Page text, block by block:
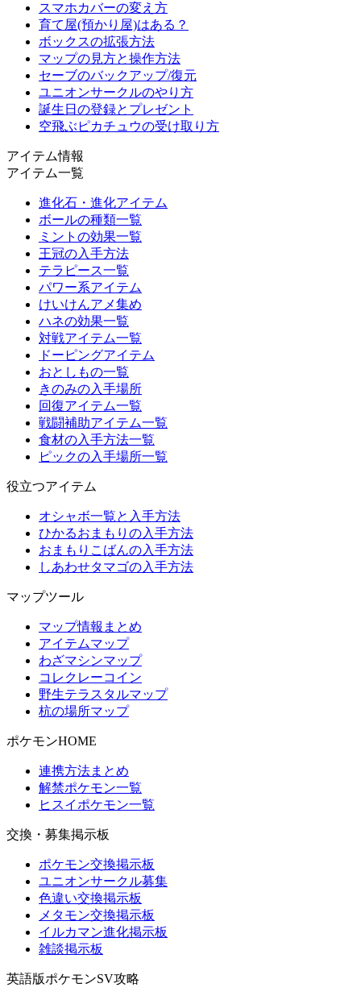
スマホカバーの変え方
育て屋(預かり屋)はある？
ボックスの拡張方法
マップの見方と操作方法
セーブのバックアップ/復元
ユニオンサークルのやり方
誕生日の登録とプレゼント
空飛ぶピカチュウの受け取り方
アイテム情報
アイテム一覧
進化石・進化アイテム
ボールの種類一覧
ミントの効果一覧
王冠の入手方法
テラピース一覧
パワー系アイテム
けいけんアメ集め
ハネの効果一覧
対戦アイテム一覧
ドーピングアイテム
おとしもの一覧
きのみの入手場所
回復アイテム一覧
戦闘補助アイテム一覧
食材の入手方法一覧
ピックの入手場所一覧
役立つアイテム
オシャボ一覧と入手方法
ひかるおまもりの入手方法
おまもりこばんの入手方法
しあわせタマゴの入手方法
マップツール
マップ情報まとめ
アイテムマップ
わざマシンマップ
コレクレーコイン
野生テラスタルマップ
杭の場所マップ
ポケモンHOME
連携方法まとめ
解禁ポケモン一覧
ヒスイポケモン一覧
交換・募集掲示板
ポケモン交換掲示板
ユニオンサークル募集
色違い交換掲示板
メタモン交換掲示板
イルカマン進化掲示板
雑談掲示板
英語版ポケモンSV攻略